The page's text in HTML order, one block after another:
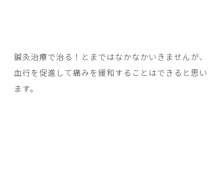
鍼灸治療で治る！とまではなかなかいきませんが、
血行を促進して痛みを緩和することはできると思い
ます。